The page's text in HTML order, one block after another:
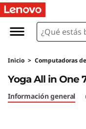
Y
g
a
A
Inicio > Computadoras
Yoga All in One
Información general